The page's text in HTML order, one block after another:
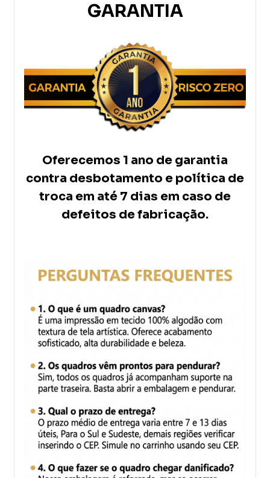
GARANTIA
Oferecemos 1 ano de garantia
contra desbotamento e política de
troca em até 7 dias em caso de
defeitos de fabricação.